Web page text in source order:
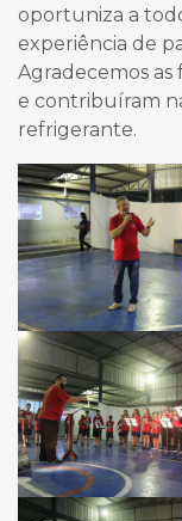
oportuniza a
experiência de
Agradecemos
e contribuíram
refrigerante.